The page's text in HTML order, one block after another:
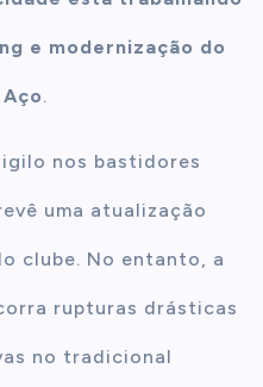
e modernização do
.
nos bastidores
uma atualização
clube. No entanto, a
rupturas drásticas
no tradicional